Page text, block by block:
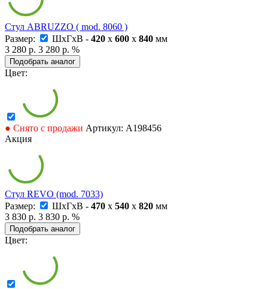
Стул ABRUZZO ( mod. 8060 )
Размер:
ШxГxВ - 420 x 600 x 840 мм
3 280 р. 3 280 р. %
Подобрать аналог
Цвет:
● Снято с продажи Артикул: А198456
Акция
Стул REVO (mod. 7033)
Размер:
ШxГxВ - 470 x 540 x 820 мм
3 830 р. 3 830 р. %
Подобрать аналог
Цвет: